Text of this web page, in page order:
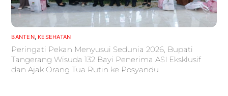
BANTEN, KESEHATAN
Peringati Pekan Menyusui Sedunia 2026, Bupati
Tangerang Wisuda 132 Bayi Penerima ASI Eksklusif
dan Ajak Orang Tua Rutin ke Posyandu